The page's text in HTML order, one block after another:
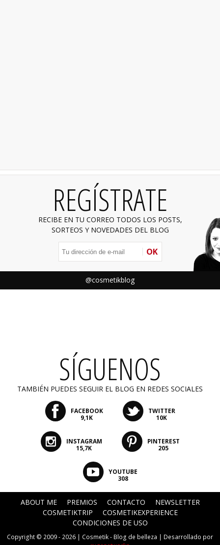
REGÍSTRATE
RECIBE EN TU CORREO TODOS LOS POSTS,
SORTEOS Y NOVEDADES DEL BLOG
OK
@cosmetikblog
SÍGUENOS
TAMBIÉN PUEDES SEGUIR EL BLOG EN REDES SOCIALES
FACEBOOK
9,1K
TWITTER
10K
INSTAGRAM
15,7K
PINTEREST
205
YOUTUBE
308
ABOUT ME PREMIOS CONTACTO
NEWSLETTER
COSMETIKTRIP
COSMETIKEXPERIENCE
CONDICIONES DE USO
Copyright © 2009 - 2026 | Cosmetik - Blog de belleza | Desarrollado por